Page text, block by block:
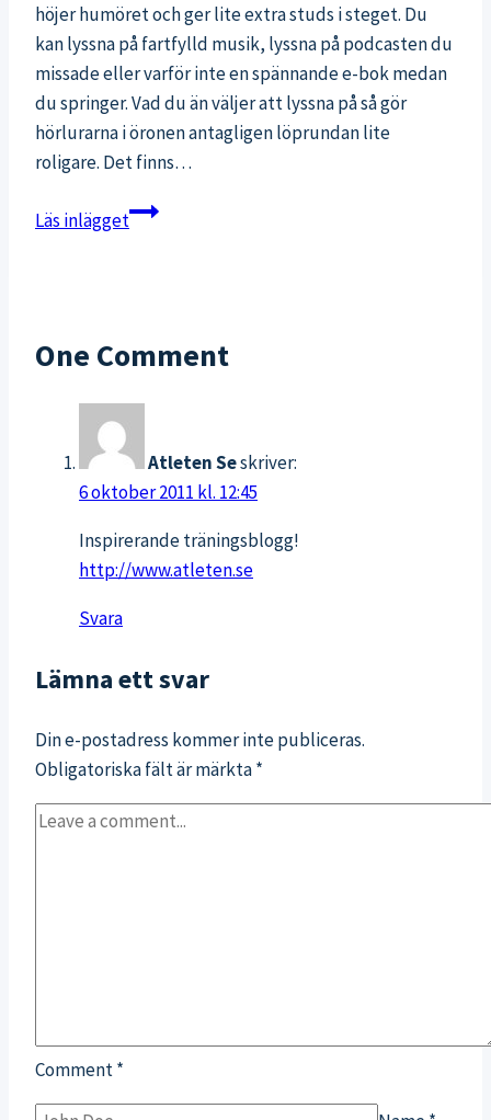
höjer humöret och ger lite extra studs i steget. Du
kan lyssna på fartfylld musik, lyssna på podcasten du
missade eller varför inte en spännande e-bok medan
du springer. Vad du än väljer att lyssna på så gör
hörlurarna i öronen antagligen löprundan lite
roligare. Det finns…
Läs inläggetTopp
One Comment
Atleten Seskriver:
6 oktober 2011 kl. 12:45
Inspirerande träningsblogg!
http://www.atleten.se
Svara
Lämna ett svar
Din e-postadress kommer inte publiceras.
Obligatoriska fält är märkta*
Comment*